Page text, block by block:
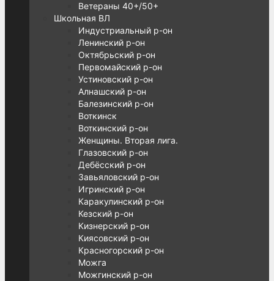
Ветераны 40+/50+
Школьная ВЛ
Индустриальный р-он
Ленинский р-он
Октябрьский р-он
Первомайский р-он
Устиновский р-он
Алнашский р-он
Балезинский р-он
Воткинск
Воткинский р-он
Женщины. Вторая лига.
Глазовский р-он
Дебёсский р-он
Завьяловский р-он
Игринский р-он
Каракулинский р-он
Кезский р-он
Кизнерский р-он
Киясовский р-он
Красногорский р-он
Можга
Можгинский р-он